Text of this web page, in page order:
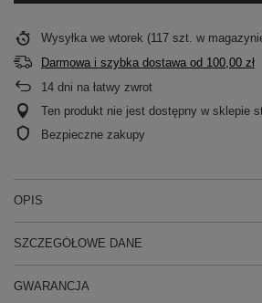
Wysyłka we wtorek (117 szt. w
Darmowa i szybka dostawa od 100,00 zł
14 dni na łatwy zwrot
Ten produkt nie jest dostępny w sklepie
Bezpieczne zakupy
OPIS
SZCZEGÓŁOWE DANE
GWARANCJA